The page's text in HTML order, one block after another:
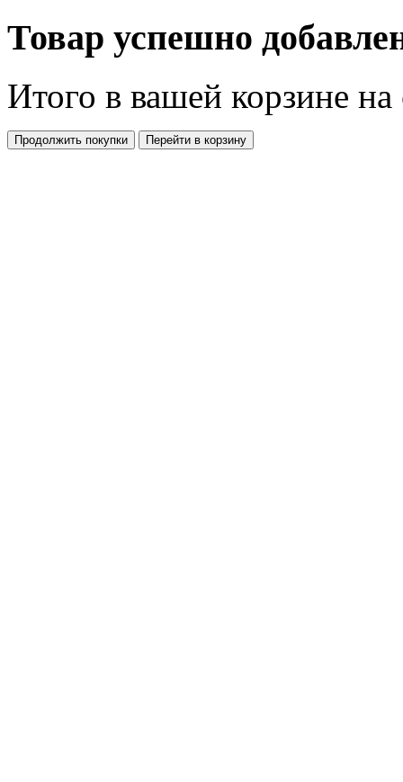
Товар успешно
Итого в вашей корзине
Продолжить покупки Перейти в корзину